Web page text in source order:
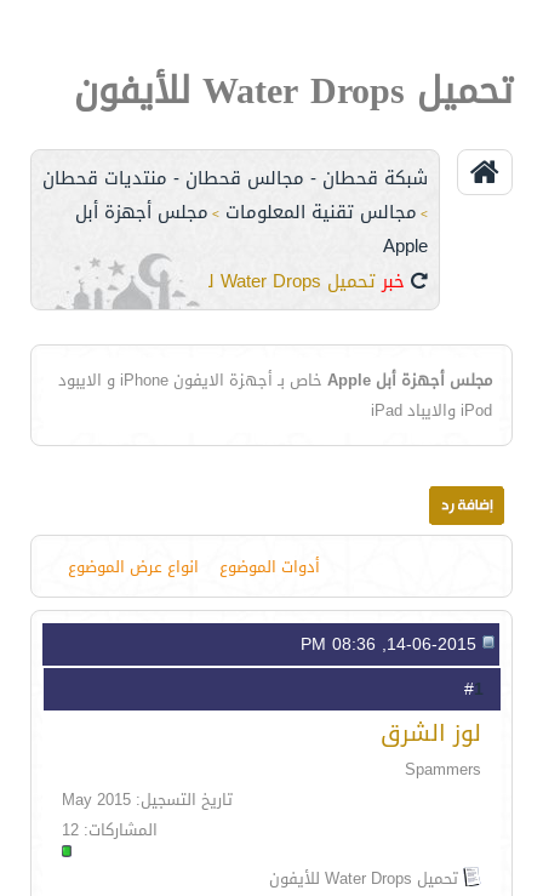
تحميل Water Drops للأيفون
شبكة قحطان - مجالس قحطان - منتديات قحطان
> مجالس تقنية المعلومات > مجلس أجهزة أبل
Apple
خبرتحميل Water Drops للأيفون
مجلس أجهزة أبل Apple
خاص بـ أجهزة الايفون iPhone و الايبود
iPod والايباد iPad
أدوات الموضوع انواع عرض الموضوع
1
لوز الشرق
Spammers
تاريخ التسجيل: May 2015
المشاركات: 12
تحميل Water Drops للأيفون